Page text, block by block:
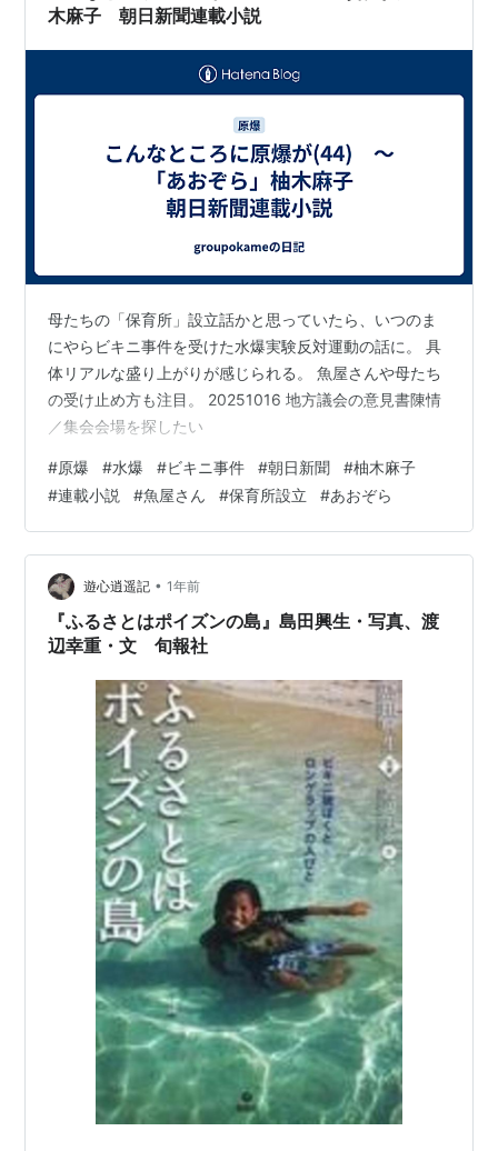
木麻子 朝日新聞連載小説
母たちの「保育所」設立話かと思っていたら、いつのま
にやらビキニ事件を受けた水爆実験反対運動の話に。 具
体リアルな盛り上がりが感じられる。 魚屋さんや母たち
の受け止め方も注目。 20251016 地方議会の意見書陳情
／集会会場を探したい
#原爆 #水爆 #ビキニ事件 #朝日新聞 #柚木麻子
#連載小説 #魚屋さん #保育所設立 #あおぞら
遊心逍遥記 • 1年前
『ふるさとはポイズンの島』島田興生・写真、渡
辺幸重・文 旬報社